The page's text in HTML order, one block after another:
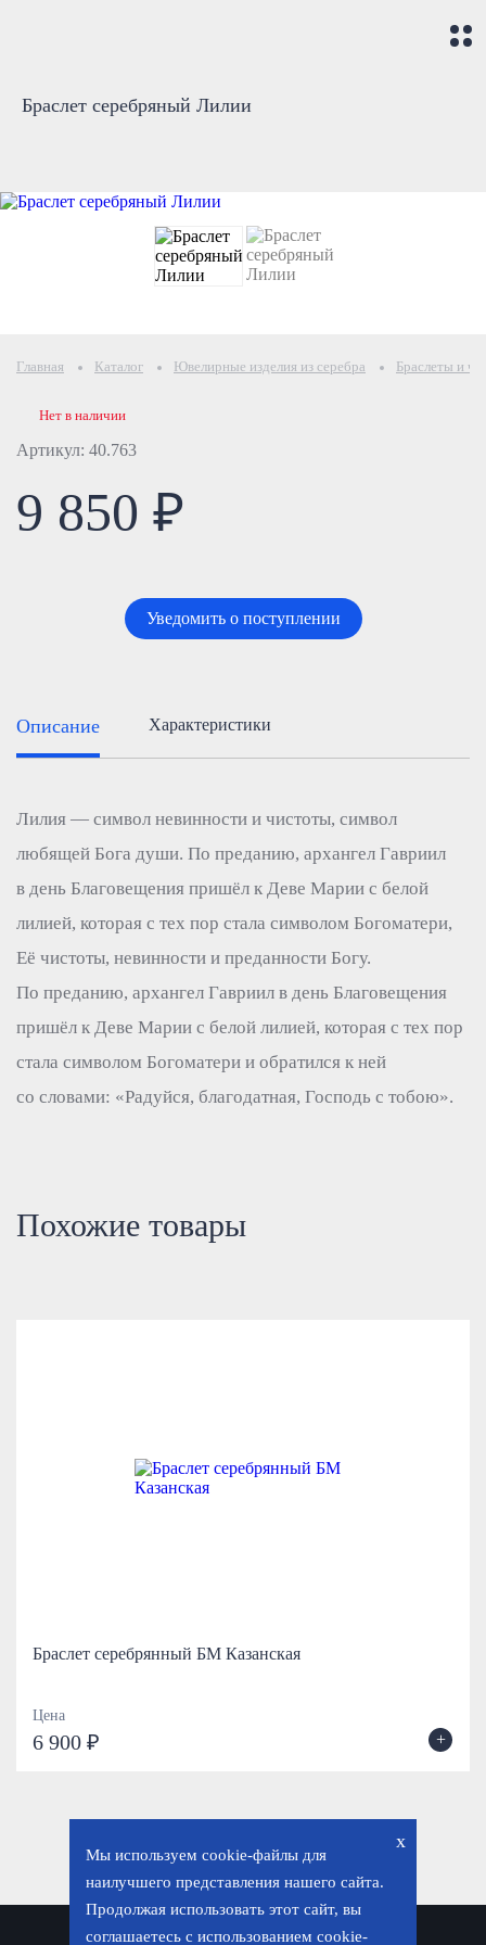
Браслет серебряный Лилии
Главная Каталог Ювелирные изделия из серебра Браслеты и
Артикул: 40.763
Нет в наличии
9 850 ₽
Уведомить о поступлении
Описание Характеристики
Лилия — символ невинности и чистоты, символ
любящей Бога души. По преданию, архангел Гавриил
в день Благовещения пришёл к Деве Марии с белой
лилией, которая с тех пор стала символом Богоматери,
Её чистоты, невинности и преданности Богу.
По преданию, архангел Гавриил в день Благовещения
пришёл к Деве Марии с белой лилией, которая с тех пор
стала символом Богоматери и обратился к ней
со словами: «Радуйся, благодатная, Господь с тобою».
Похожие товары
Браслет серебрянный БМ Казанская
Цена
6 900 ₽ +
x
Мы используем cookie-файлы для
наилучшего представления нашего сайта.
Продолжая использовать этот сайт, вы
соглашаетесь с использованием cookie-